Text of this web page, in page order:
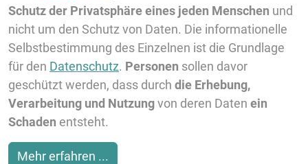
Schutz der Privatsphäre eines jeden Menschen und
nicht um den Schutz von Daten. Die informationelle
Selbstbestimmung des Einzelnen ist die Grundlage
für den Datenschutz. Personen sollen davor
geschützt werden, dass durch die Erhebung,
Verarbeitung und Nutzungvon deren Daten ein
Schaden entsteht.
Mehr erfahren ...